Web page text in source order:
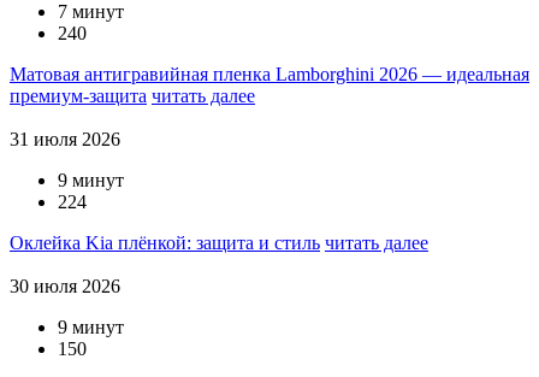
7 минут
240
Матовая антигравийная пленка Lamborghini 2026 — идеальная
премиум-защита читать далее
31 июля 2026
9 минут
224
Оклейка Kia плёнкой: защита и стиль читать далее
30 июля 2026
9 минут
150